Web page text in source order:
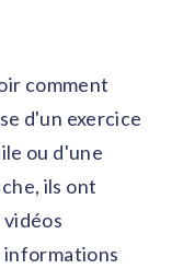
comment
d'un exercice
ou d'une
ils ont